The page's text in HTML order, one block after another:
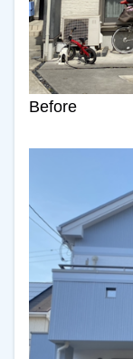
Before